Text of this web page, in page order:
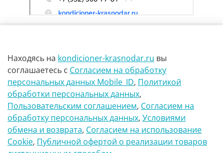
г Краснодар Ул Петра метальникова 23
8(900)29-888-66
info@kondicioner-krasnodar.ru
Находясь на kondicioner-krasnodar.ru вы
соглашаетесь с Согласием на обработку
персональных данных Mobile_ID, Политикой
обработки персональных данных,
Пользовательским соглашением, Согласием на
обработку персональных данных, Условиями
обмена и возврата, Согласием на использование
Сookie, Публичной офертой о реализации товаров